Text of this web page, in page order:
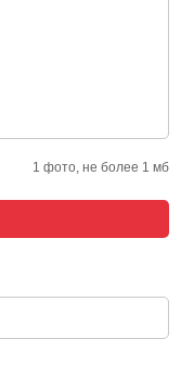
1 фото, не более 1 мб